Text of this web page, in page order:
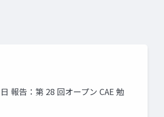
報告：第 28 回オープン CAE 勉